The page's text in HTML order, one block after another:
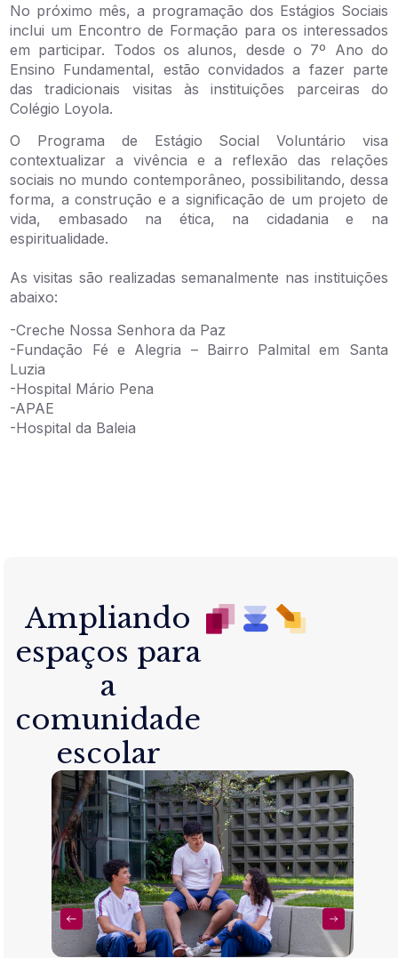
No próximo mês, a programação dos Estágios Sociais
inclui um Encontro de Formação para os interessados
em participar. Todos os alunos, desde o 7º Ano do
Ensino Fundamental, estão convidados a fazer parte
das tradicionais visitas às instituições parceiras do
Colégio Loyola.
O Programa de Estágio Social Voluntário visa
contextualizar a vivência e a reflexão das relações
sociais no mundo contemporâneo, possibilitando, dessa
forma, a construção e a significação de um projeto de
vida, embasado na ética, na cidadania e na
espiritualidade.
As visitas são realizadas semanalmente nas instituições
abaixo:
-Creche Nossa Senhora da Paz
-Fundação Fé e Alegria – Bairro Palmital em Santa
Luzia
-Hospital Mário Pena
-APAE
-Hospital da Baleia
Ampliando
espaços para
a
comunidade
escolar